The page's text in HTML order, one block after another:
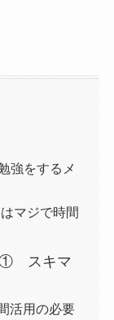
強をするメ
マジで時間
① スキマ
活用の必要